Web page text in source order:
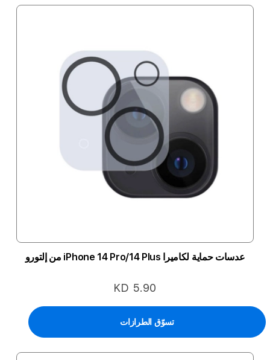
عدسات حماية لكاميرا iPhone 14 Pro/14 Plus من إلتورو
KD 5.90
تسوّق الطرازات